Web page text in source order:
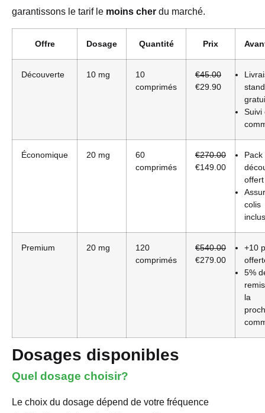
garantissons le tarif le moins cher du marché.
Offre Dosage Quantité Prix
Découverte 10 mg
10
comprimés
€45.00
€29.90
Suivi
Économique 20 mg
60
comprimés
€270.00
€149.00
Pack
offert
colis
Premium 20 mg
120
comprimés
€540.00
€279.00
+10
5%
la
Dosages disponibles
Quel dosage choisir?
Le choix du dosage dépend de votre fréquence